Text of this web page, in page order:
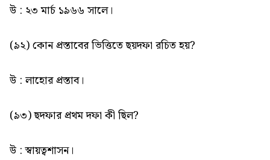
উ : ২৩ মার্চ ১৯৬৬ সালে।
(৯২) কোন প্রস্তাবের ভিত্তিতে ছয়দফা রচিত হয়?
উ : লাহোর প্রস্তাব।
(৯৩) ছদফার প্রথম দফা কী ছিল?
উ : স্বায়ত্বশাসন।